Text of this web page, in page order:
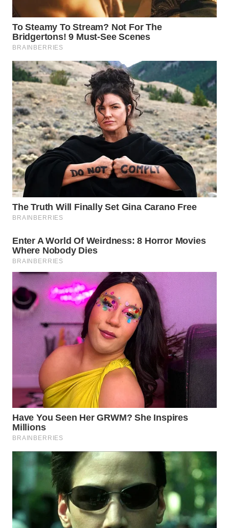
WN
INDRAMAYU
KUNINGAN
WN
MAJALENGKA
WN
SUBANG
SUKABUMI
WN
PURWAKARTA
WN
PRIANGAN
WN
SEMARANG
WN
BOROBUDUR
WN
MADURA
SURABAYA
WN
NATUNA